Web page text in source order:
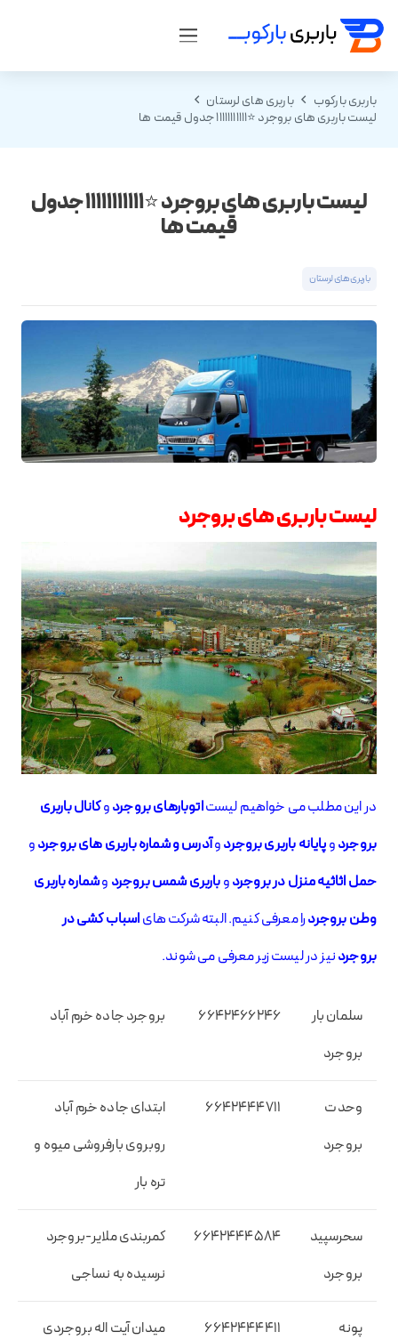
باربری بارکوب
باربری های لرستان
لیست باربری های بروجرد ⭐️11111111111 جدول قیمت ها
لیست باربری های بروجرد ⭐️11111111111 جدول
قیمت ها
باربری های لرستان
لیست باربری های بروجرد
در این مطلب می خواهیم لیستاتوبارهای بروجردوکانال باربری
بروجردوپایانه باربری بروجردوآدرس و شماره باربری های بروجردو
حمل اثاثیه منزل در بروجردوباربری شمس بروجرد وشماره باربری
وطن بروجردرا معرفی کنیم. البته شرکت هایاسباب کشی در
بروجردنیز در لیست زیر معرفی می شوند.
سلمان بار
بروجرد
۶۶۴۲۴۶۶۲۴۶ بروجرد جاده خرم آباد
وحدت
بروجرد
۶۶۴۲۴۴۴۷۱۱
ابتدای جاده خرم آباد
روبروی بارفروشی میوه و
تره بار
سحرسپید
بروجرد
۶۶۴۲۴۴۴۵۸۴
کمربندی ملایر-بروجرد
نرسیده به نساجی
پونه
۶۶۴۲۴۴۴۴۱۱
میدان آیت اله بروجردی